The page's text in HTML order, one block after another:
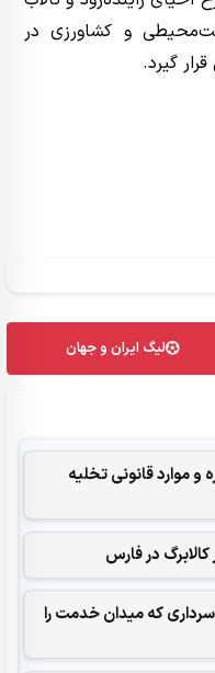
و کشاورزی در
گیرد.
لیگ ایران و جهان
و موارد قانونی تخلیه
در فارس
سرداری که میدان خدمت را